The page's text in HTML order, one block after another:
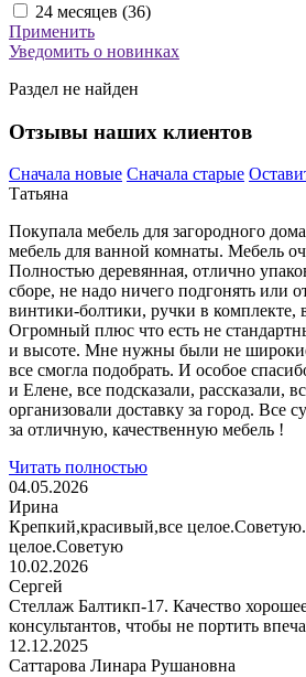
24 месяцев (36)
Применить
Уведомить о новинках
Раздел не найден
Отзывы наших клиентов
Сначала новые Сначала старые
Татьяна
Покупала мебель для загородного
мебель для ванной комнаты. Мебель
Полностью деревянная, отлично
сборе, не надо ничего подгонять или
винтики-болтики, ручки в комплекте,
Огромный плюс что есть не
и высоте. Мне нужны были не
все смогла подобрать. И особое
и Елене, все подсказали, рассказали,
организовали доставку за город. Все
за отличную, качественную мебель !
Читать полностью
04.05.2026
Ирина
Крепкий,красивый,все
целое.Советую
10.02.2026
Сергей
Стеллаж Балтикп-17. Качество
консультантов, чтобы не портить
12.12.2025
Саттарова Линара Рушановна